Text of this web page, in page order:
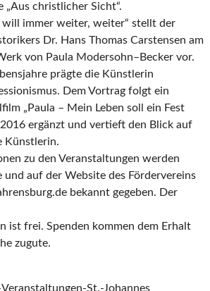
„Aus christlicher Sicht“.
will immer weiter, weiter“ stellt der
Dr. Hans Thomas Carstensen am
von Paula Modersohn– Becker vor.
prägte die Künstlerin
Dem Vortrag folgt ein
„Paula – Mein Leben soll ein Fest
ergänzt und vertieft den Blick auf
Künstlerin.
zu den Veranstaltungen werden
und auf der Website des Fördervereins
bekannt gegeben. Der
ist frei. Spenden kommen dem Erhalt
zugute.
St.-Johannes